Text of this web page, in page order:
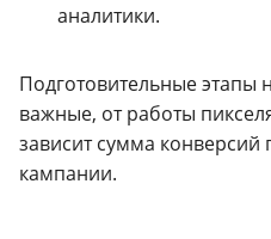
аналитики.
Подготовительные этапы
важные, от работы
зависит сумма конверсий
кампании.